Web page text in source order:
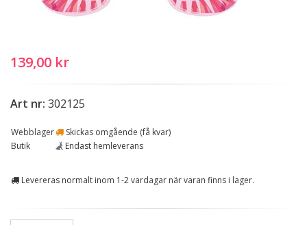
139,00 kr
Art nr: 302125
Webblager
Skickas omgående (få kvar)
Butik
Endast hemleverans
Levereras normalt inom 1-2 vardagar när varan finns i lager.